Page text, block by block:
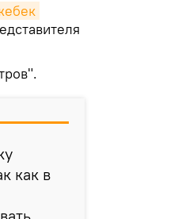
как в